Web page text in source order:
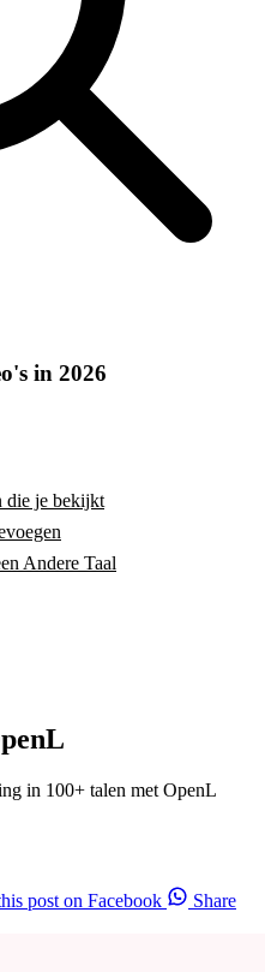
in 2026
die je bekijkt
Andere Taal
in 100+ talen met OpenL
post on Facebook
Share